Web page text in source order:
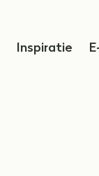
Inspiratie